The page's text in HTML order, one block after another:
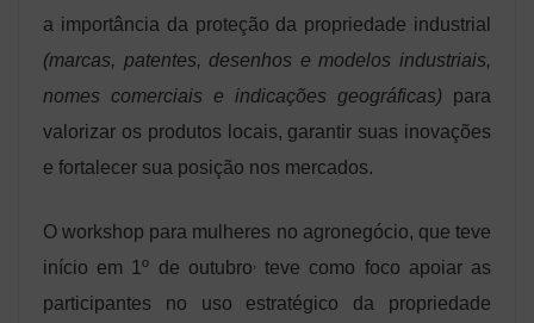
a importância da proteção da propriedade industrial
(marcas, patentes, desenhos e modelos industriais,
nomes comerciais e indicações geográficas) para
valorizar os produtos locais, garantir suas inovações
e fortalecer sua posição nos mercados.
O workshop para mulheres no agronegócio, que teve
início em 1º de outubro
teve como foco apoiar as
participantes no uso estratégico da propriedade